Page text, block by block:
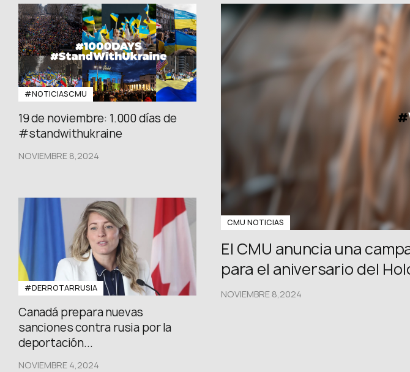
CMU NOTICIAS
El CMU anuncia una
para el aniversario del
NOVIEMBRE 8,2024
#NOTICIASCMU
19 de noviembre: 1.000 días de
#standwithukraine
NOVIEMBRE 8,2024
#DERROTARRUSIA
Canadá prepara nuevas
sanciones contra rusia por la
deportación...
NOVIEMBRE 4,2024